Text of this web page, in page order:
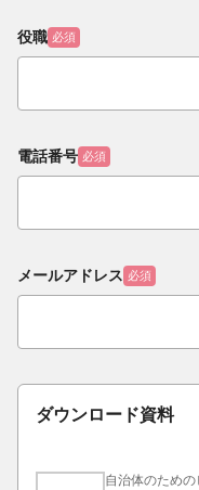
役職 必須
電話番号 必須
メールアドレス 必須
ダウンロード資料
自治体のための